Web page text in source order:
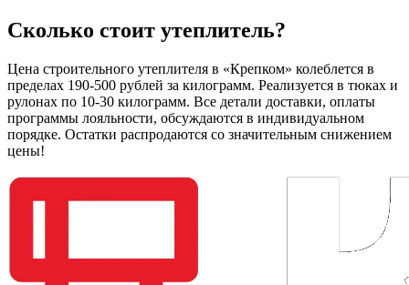
Сколько стоит утеплитель?
Цена строительного утеплителя в «Крепком» колеблется в
пределах 190-500 рублей за килограмм. Реализуется в тюках и
рулонах по 10-30 килограмм. Все детали доставки, оплаты
программы лояльности, обсуждаются в индивидуальном
порядке. Остатки распродаются со значительным снижением
цены!